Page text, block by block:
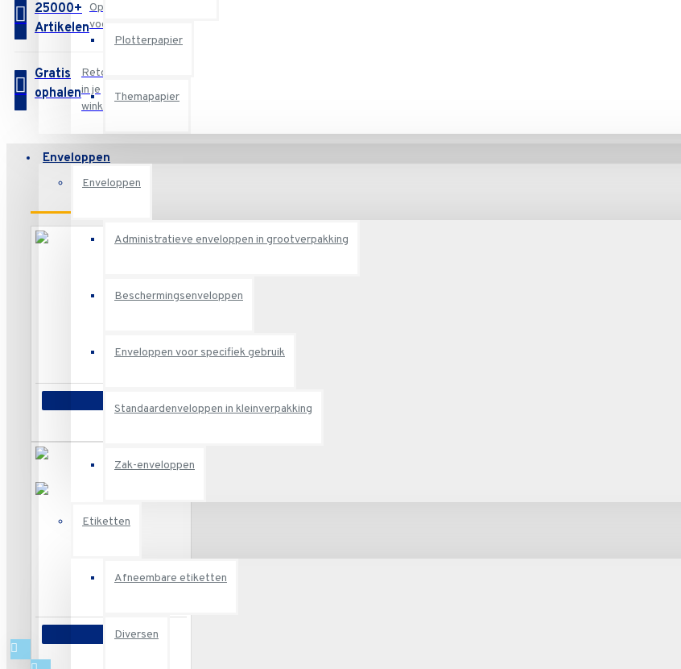
Plotterpapier
Themapapier
Enveloppen
Enveloppen
Administratieve enveloppen in grootverpakking
Beschermingsenveloppen
Enveloppen voor specifiek gebruik
Standaardenveloppen in kleinverpakking
Zak-enveloppen
Etiketten
Afneembare etiketten
Diversen
25000+
Artikelen
Op
voorraad
Gratis
ophalen
Retouren
in je
winkel
CANSON ROL KALKPAPIER 0.75X20M 90/95
5 of meer €14,37